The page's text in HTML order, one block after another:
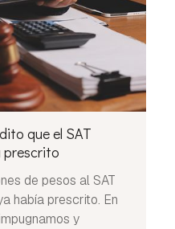
que el SAT
prescrito
de pesos al SAT
había prescrito. En
y